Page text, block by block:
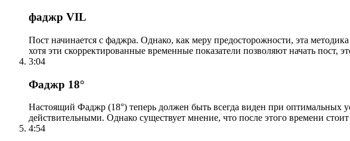
фаджр VIL
Пост начинается с фаджра. Однако, как меру предосторожности, эта
хотя эти скорректированные временные показатели позволяют начать
3:04
Фаджр 18°
Настоящий Фаджр (18°) теперь должен быть всегда виден при оптимальных
действительными. Однако существует мнение, что после этого времени
4:54